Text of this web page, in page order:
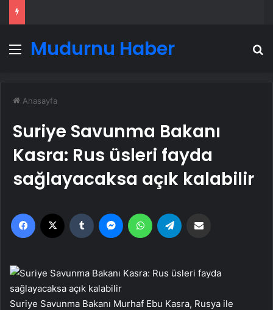
MenüMudurnu Haber
Anasayfa
Suriye Savunma Bakanı
Kasra: Rus üsleri fayda
sağlayacaksa açık kalabilir
Facebook Tumblr MessengerWhatsApp
Suriye Savunma Bakanı Murhaf Ebu Kasra, Rusya ile